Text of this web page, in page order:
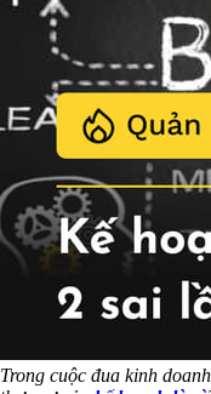
Trong cuộc đua kinh